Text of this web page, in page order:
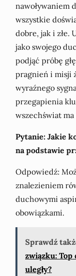
nawoływaniem
wszystkie
dobre, jak i złe.
jako swojego
podjąć próbę
pragnień i misji
wyraźnego
przegapienia
wszechświat
Pytanie: Jakie
na podstawie
Odpowiedź:
znalezieniem
duchowymi
obowiązkami.
Sprawdź
związku: Top
uległy?